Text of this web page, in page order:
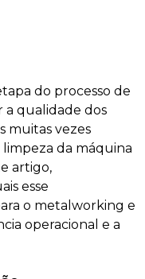
do processo de
a qualidade dos
muitas vezes
limpeza da máquina
artigo,
esse
o metalworking e
operacional e a